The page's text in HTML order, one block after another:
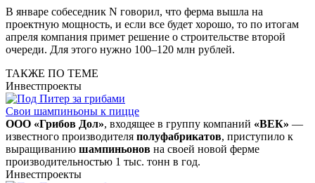
В январе собеседник N говорил, что ферма вышла на
проектную мощность, и если все будет хорошо, то по итогам
апреля компания примет решение о строительстве второй
очереди. Для этого нужно 100–120 млн рублей.
ТАКЖЕ ПО ТЕМЕ
Инвестпроекты
Свои шампиньоны к пицце
ООО «Грибов Дол», входящее в группу компаний «ВЕК» —
известного производителя полуфабрикатов, приступило к
выращиванию шампиньонов на своей новой ферме
производительностью 1 тыс. тонн в год.
Инвестпроекты